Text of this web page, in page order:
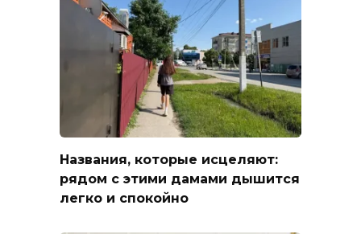
Названия, которые исцеляют:
рядом с этими дамами дышится
легко и спокойно